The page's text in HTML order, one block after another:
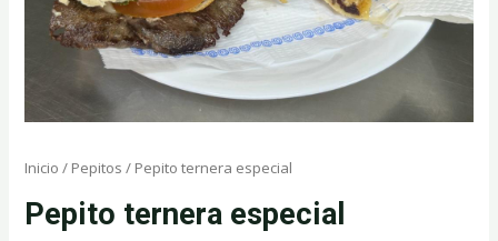
Inicio / Pepitos / Pepito ternera especial
Pepito ternera especial